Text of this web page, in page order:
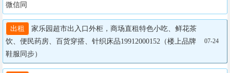
微信同
出租
家乐园超市出入口外柜，商场直租特色小吃、鲜花茶
饮、便民药房、百货穿搭、针织床品19912000152（楼上品牌
鞋服同步）
07-24